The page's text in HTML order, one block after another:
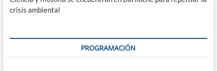
crisis ambiental
PROGRAMACIÓN